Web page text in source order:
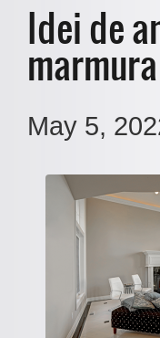
Idei de
May 5,